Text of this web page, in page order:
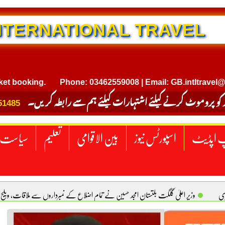
TRAVEL
Phone: 03462559008 | Email:
کو پروموٹ کرنے کیلئے اشتہارات کیلئے ہم سے رابطہ کریں۔
اپڈیٹ اسپورٹس نیوز بین الاقوامی تعلیم سیاست
وزیر اعلیٰ گلگت بلتستان امجد حسین نے تمام اضلاع کے نمبرداروں سے ملاقات،
زنا آسان کیوں؟ بتول فاطمہ ایک ملک پر حملہ تینوں پر حملہ تصور کیا جائیگا، سعودیہ،